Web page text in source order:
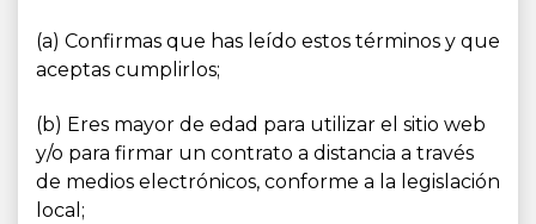
(a) Confirmas que has leído estos términos y que
aceptas cumplirlos;
(b) Eres mayor de edad para utilizar el sitio web
y/o para firmar un contrato a distancia a través
de medios electrónicos, conforme a la legislación
local;